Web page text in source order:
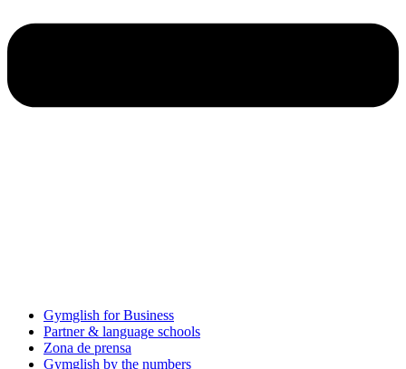
Gymglish for Business
Partner & language schools
Zona de prensa
Gymglish by the numbers